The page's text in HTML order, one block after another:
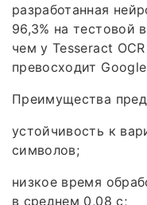
разработанная
96,3% на тестовой
чем у Tesseract
превосходит
Преимущества
устойчивость к
символов;
низкое время
в среднем 0,08 с;